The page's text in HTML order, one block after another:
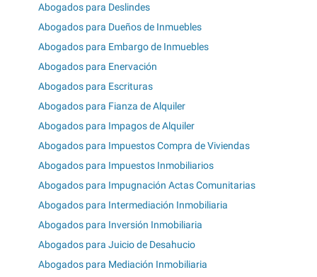
Abogados para Deslindes
Abogados para Dueños de Inmuebles
Abogados para Embargo de Inmuebles
Abogados para Enervación
Abogados para Escrituras
Abogados para Fianza de Alquiler
Abogados para Impagos de Alquiler
Abogados para Impuestos Compra de Viviendas
Abogados para Impuestos Inmobiliarios
Abogados para Impugnación Actas Comunitarias
Abogados para Intermediación Inmobiliaria
Abogados para Inversión Inmobiliaria
Abogados para Juicio de Desahucio
Abogados para Mediación Inmobiliaria